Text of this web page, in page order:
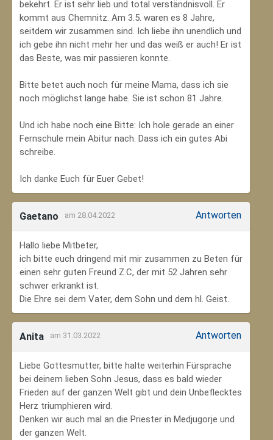
bekehrt. Er ist sehr lieb und total verständnisvoll. Er
kommt aus Chemnitz. Am 3.5. waren es 8 Jahre,
seitdem wir zusammen sind. Ich liebe ihn unendlich und
ich gebe ihn nicht mehr her und das weiß er auch! Er ist
das Beste, was mir passieren konnte.
Bitte betet auch noch für meine Mama, dass ich sie
noch möglichst lange habe. Sie ist schon 81 Jahre.
Und ich habe noch eine Bitte: Ich hole gerade an einer
Fernschule mein Abitur nach. Dass ich ein gutes Abi
schreibe.
Ich danke Euch für Euer Gebet!
Gaetano am 28.04.2022 Antworten
Hallo liebe Mitbeter,
ich bitte euch dringend mit mir zusammen zu Beten für
einen sehr guten Freund Z.C, der mit 52 Jahren sehr
schwer erkrankt ist.
Die Ehre sei dem Vater, dem Sohn und dem hl. Geist.
Anita am 31.03.2022 Antworten
Liebe Gottesmutter, bitte halte weiterhin Fürsprache
bei deinem lieben Sohn Jesus, dass es bald wieder
Frieden auf der ganzen Welt gibt und dein Unbeflecktes
Herz triumphieren wird.
Denken wir auch mal an die Priester in Medjugorje und
der ganzen Welt.